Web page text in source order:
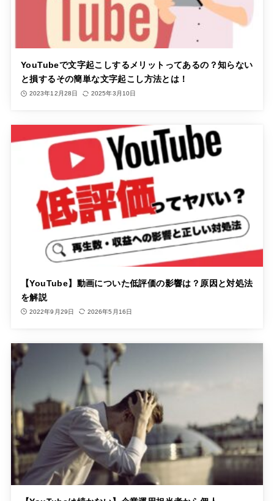
YouTubeで文字起こしするメリットってあるの？知らない
と損するその簡単な文字起こし方法とは！
2023年12月28日 2025年3月10日
【YouTube】動画についた低評価の影響は？原因と対処法
を解説
2022年9月29日 2026年5月16日